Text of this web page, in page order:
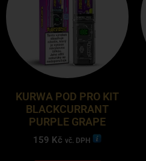
KURWA POD PRO KIT
BLACKCURRANT
PURPLE GRAPE
159 Kč vč. DPH